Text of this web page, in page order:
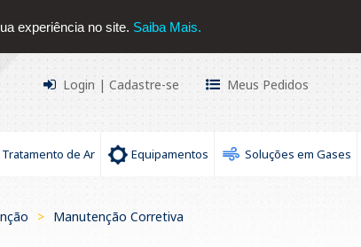
Login | Cadastre-se Meus Pedidos
Tratamento de Ar Equipamentos Soluções em Gases
> Manutenção Corretiva
experiência no site. Saiba Mais.